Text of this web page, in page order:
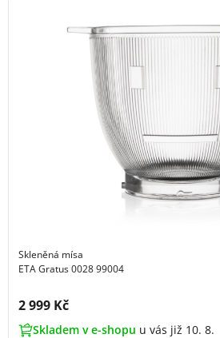
Skleněná mísa
ETA Gratus 0028 99004
Cena s DPH:
2 999 Kč
Skladem v e-shopu u vás již 10. 8.